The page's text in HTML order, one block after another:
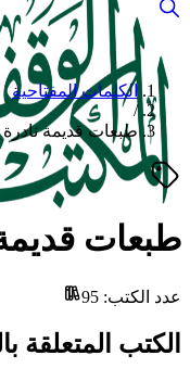
الكلمات المفتاحية
/
طبعات قديمة نادرة
طبعات
عدد الكتب:
95
الكتب المتعلقة